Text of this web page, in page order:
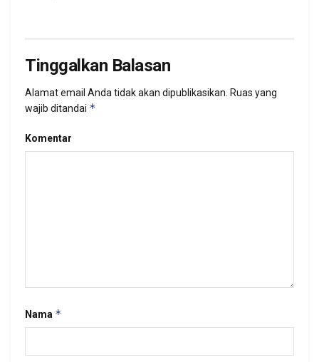
Tinggalkan Balasan
Alamat email Anda tidak akan dipublikasikan. Ruas yang
wajib ditandai *
Komentar
Nama *